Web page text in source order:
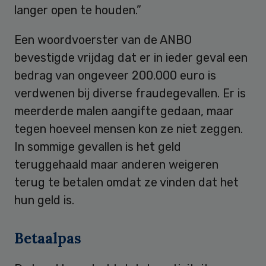
langer open te houden.”
Een woordvoerster van de ANBO
bevestigde vrijdag dat er in ieder geval een
bedrag van ongeveer 200.000 euro is
verdwenen bij diverse fraudegevallen. Er is
meerderde malen aangifte gedaan, maar
tegen hoeveel mensen kon ze niet zeggen.
In sommige gevallen is het geld
teruggehaald maar anderen weigeren
terug te betalen omdat ze vinden dat het
hun geld is.
Betaalpas